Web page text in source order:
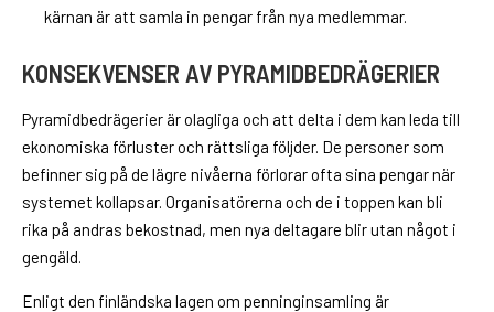
kärnan är att samla in pengar från nya medlemmar.
KONSEKVENSER AV PYRAMIDBEDRÄGERIER
Pyramidbedrägerier är olagliga och att delta i dem kan leda till
ekonomiska förluster och rättsliga följder. De personer som
befinner sig på de lägre nivåerna förlorar ofta sina pengar när
systemet kollapsar. Organisatörerna och de i toppen kan bli
rika på andras bekostnad, men nya deltagare blir utan något i
gengäld.
Enligt den finländska lagen om penninginsamling är